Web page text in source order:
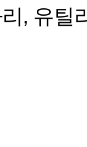
, 유틸